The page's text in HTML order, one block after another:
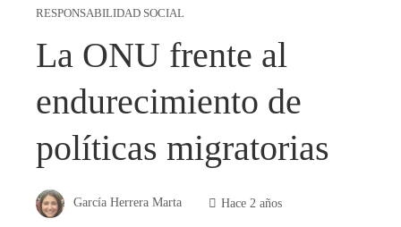
RESPONSABILIDAD SOCIAL
La ONU frente al
endurecimiento de
políticas migratorias
García Herrera Marta Hace 2 años